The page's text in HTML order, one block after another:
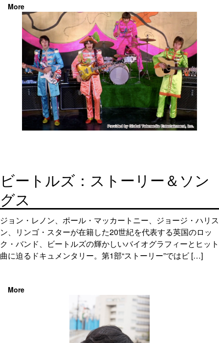
More
ビートルズ：ストーリー＆ソン
グス
ジョン・レノン、ポール・マッカートニー、ジョージ・ハリス
ン、リンゴ・スターが在籍した20世紀を代表する英国のロッ
ク・バンド、ビートルズの輝かしいバイオグラフィーとヒット
曲に迫るドキュメンタリー。第1部“ストーリー”ではビ […]
More